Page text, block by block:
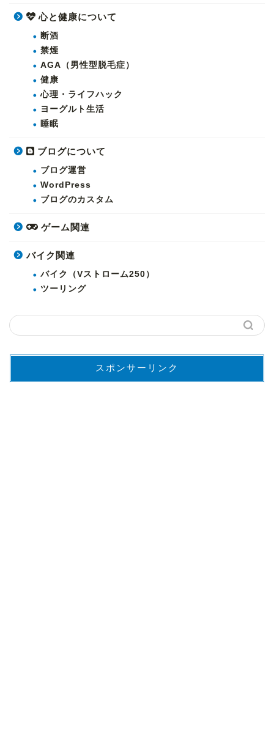
心と健康について
断酒
禁煙
AGA（男性型脱毛症）
健康
心理・ライフハック
ヨーグルト生活
睡眠
ブログについて
ブログ運営
WordPress
ブログのカスタム
ゲーム関連
バイク関連
バイク（Vストローム250）
ツーリング
スポンサーリンク